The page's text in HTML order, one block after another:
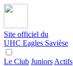
Site officiel du
UHC Eagles Savièse
Le Club Juniors Actifs